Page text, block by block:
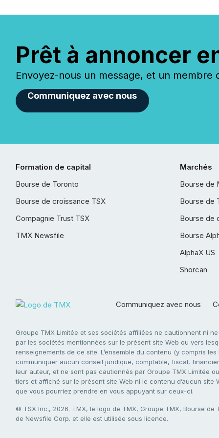
Prêt à annoncer
Envoyez-nous un message, et un
Communiquez avec nous
Formation de capital
Bourse de Toronto
Bourse de croissance TSX
Compagnie Trust TSX
TMX Newsfile
Marchés
Bourse de
Bourse de
Bourse de
Bourse
AlphaX US
Shorcan
Communiquez avec nous
Groupe TMX Limitée et ses sociétés affiliées ne cautionnent ni
par les sociétés mentionnées sur le présent site Web ou vers
renseignements de ce site. L’ensemble du contenu (y compris
communiquer aucun conseil juridique, comptable, fiscal,
leur auteur, et ne sont pas cautionnés par Groupe TMX Limitée
tiers et affiché sur le présent site Web ni le contenu d’aucun site
que vous pourriez prendre en vous appuyant sur ceux-ci.
© TSX Inc., 2026. TMX, le logo de TMX, Groupe TMX, Bourse
de Newsfile Corp. et elle est utilisée sous licence.